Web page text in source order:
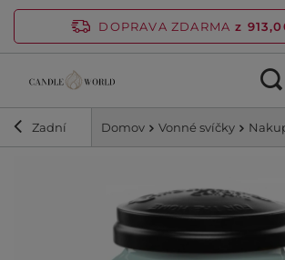
DOPRAVA ZDARMA z
Zadní Domov Vonné svíčky